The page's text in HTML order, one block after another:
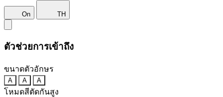
On TH
ตัวช่วยการเข้าถึง
ขนาดตัวอักษร
A A A
โหมดสีตัดกันสูง